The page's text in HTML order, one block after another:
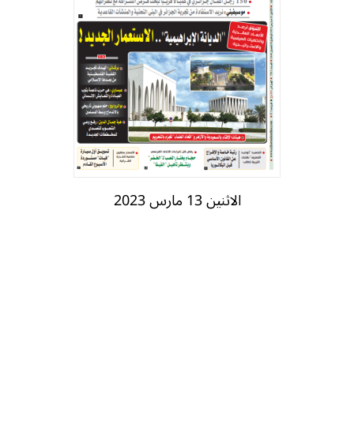
الاثنين 13 مارس 2023